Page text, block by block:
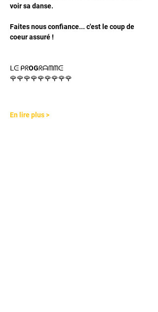
voir sa danse.
Faites nous confiance... c'est le coup de
coeur assuré !
ᒪᕮ ᑭᖇOGᖇᗩᗰᗰᕮ
🌹🌹🌹🌹🌹🌹🌹🌹🌹
En lire plus >